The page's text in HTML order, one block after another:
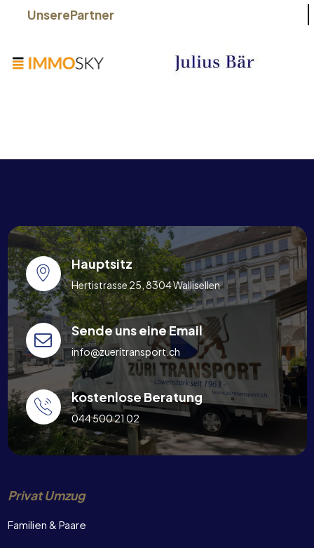
UnserePartner
Hauptsitz
Hertistrasse 25, 8304 Wallisellen
Sende uns eine Email
info@zueritransport.ch
kostenlose Beratung
044 500 21 02
Privat Umzug
Familien & Paare